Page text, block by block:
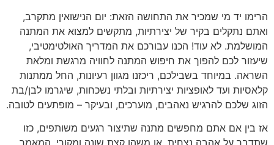
הרימו יד מי שמכיר את התחושה הזאת: יום הנישואין מתקרב,
ואתם נתקלים בקיר של יצירתיות, מתקשים למצוא את המתנה
המושלמת. לא עוד! הכנו עבורכם את המדריך האולטימטיבי,
שיעזור לכם להפוך את חיפוש המתנה לחוויה מרגשת ומלאת
השראה. במיוחד בשבילכם, ריכזנו מגוון רעיונות, החל ממתנות
קלאסיות ועד לאופציות יצירתיות ובלתי נשכחות, שיגרמו לבן/בת
הזוג שלכם להרגיש נאהבים, מוערכים, ובעיקר – מופתעים לטובה.
אז בין אם אתם מחפשים מתנה שתיצור רגעים משותפים, כזו